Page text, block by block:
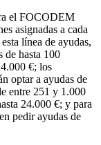
el FOCODEM
asignadas a cada
línea de ayudas,
de hasta 100
€; los
optar a ayudas de
entre 251 y 1.000
24.000 €; y para
pedir ayudas de